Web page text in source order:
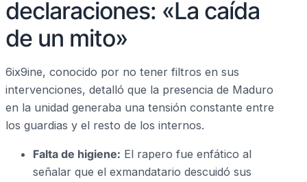
declaraciones: «La caída
de un mito»
6ix9ine, conocido por no tener filtros en sus
intervenciones, detalló que la presencia de Maduro
en la unidad generaba una tensión constante entre
los guardias y el resto de los internos.
Falta de higiene: El rapero fue enfático al
señalar que el exmandatario descuidó sus